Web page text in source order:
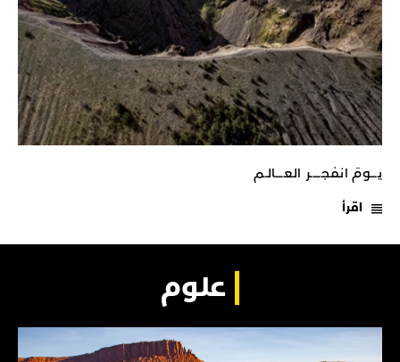
يـــومَ انفجـــــر العــــالـم
اقرأ
علوم